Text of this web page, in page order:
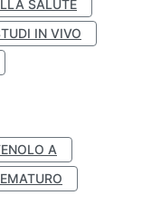
SALUTE
IN VIVO
A